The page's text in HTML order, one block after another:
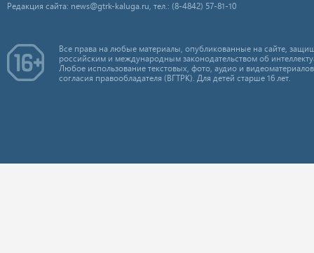
Редакция сайта: news@gtrk-kaluga.ru, тел.: (8-4842) 57-81-10
Все права на любые материалы, опубликованные на сайте,
российским и международным законодательством об
Любое использование текстовых, фото, аудио и
согласия правообладателя (ВГТРК). Для детей старше 16 лет.